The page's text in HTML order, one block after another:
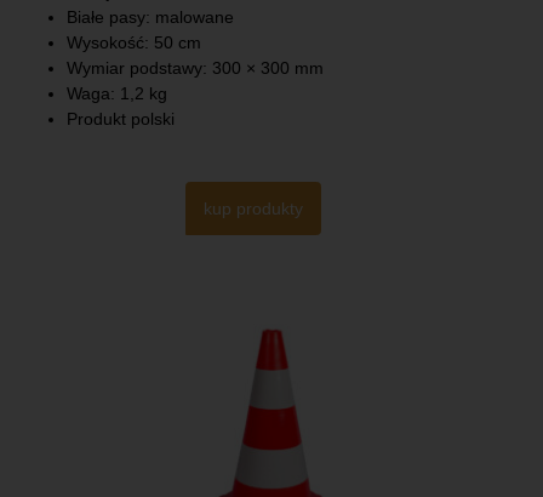
Białe pasy: malowane
Wysokość: 50 cm
Wymiar podstawy: 300 × 300 mm
Waga: 1,2 kg
Produkt polski
kup produkty